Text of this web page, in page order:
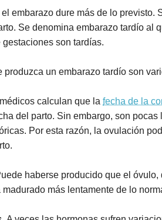
embarazo dure más de lo
Se denomina embarazo tardío al
son tardías.
produzca un embarazo tardío son
calculan que la fecha de la
del parto. Sin embargo, son
Por esta razón, la ovulación
haberse producido que el
más lentamente de lo